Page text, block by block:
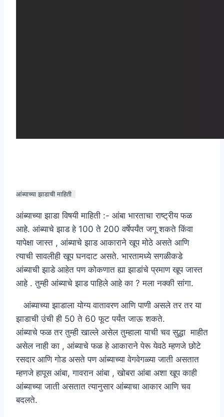
आंब्याच्या झाडाची माहिती
आंब्याच्या झाडा विषयी माहिती :- आंबा भारताचा राष्ट्रीय फळ
आहे. आंब्याचे झाड हे 100 ते 200 वर्षेपर्यंत जगू शकते किंवा
यापेक्षा जास्त , आंब्याचे झाड आकाराने खूप मोठे असते आणि
त्याची सावलीही खूप घनदाट असते. भारतामध्ये सगळीकडे
आंब्याची झाडे आहेत पण कोकणात ह्या झाडांचे प्रमाण खूप जास्त
आहे . तुम्ही आंब्याचे झाड पाहिले आहे का ? मला नक्की सांगा.
आंब्याच्या झाडाला योग्य वातावरण आणि पाणी असले तर तर या
झाडाची उंची ही 50 ते 60 फूट पर्यंत जाऊ शकते.
आंब्याचे फळ तर तुम्ही खाल्ले असेल तुम्हाला याची चव सुद्धा माहीत
असेल नाही का , आंब्याचे फळ हे आकाराने पेरू येवठे म्हणजे छोटे
रसदार आणि गोड असते पण आंब्याच्या वेगवेगळ्या जाती असतात
म्हणजे हापूस आंबा, गावरान आंबा , खोबरा आंबा अशा खूप काही
आंब्याच्या जाती असतात त्यानुसार आंब्याचा आकार आणि चव
बदलते.